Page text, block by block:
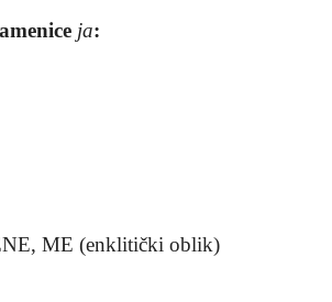
ja:
ME (enklitički oblik)